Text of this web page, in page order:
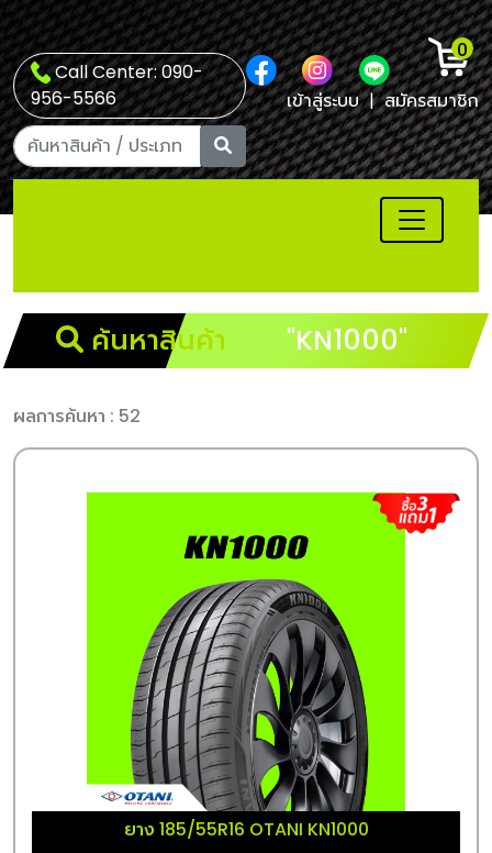
Call Center: 090-
956-5566
0
เข้าสู่ระบบ | สมัครสมาชิก
ค้นหาสินค้า "KN1000"
ผลการค้นหา : 52
ยาง 185/55R16 OTANI KN1000